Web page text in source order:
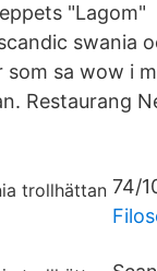
swania
sa wow i
Restaurang
74/